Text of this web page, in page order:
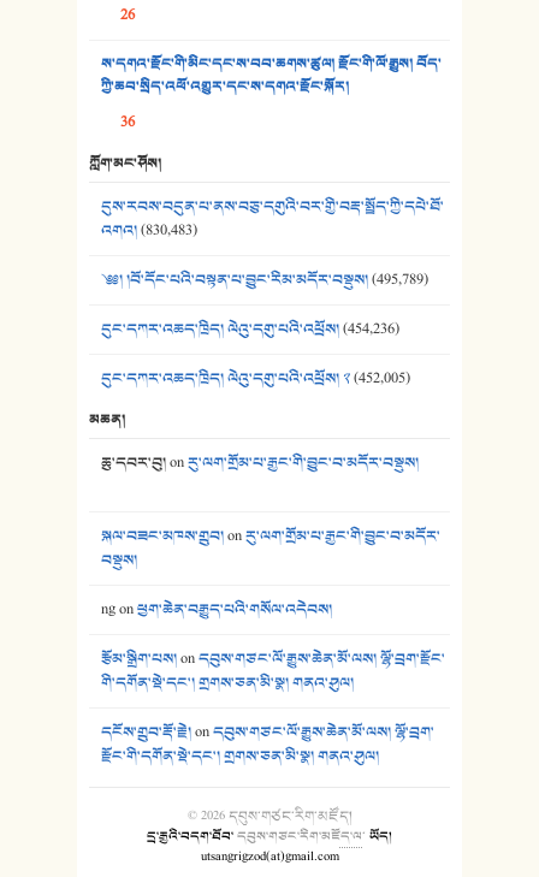
38. ཡབ་ཡུམ། - ཟླ་སྒྲོན།
26
ས་དགའ་རྫོང་གི་མིང་དང་ས་བབ་ཆགས་ཚུལ། རྫོང་གི་ལོ་རྒྱུས། བོད་
ཀྱི་ཆབ་སྲིད་འཕོ་འགྱུར་དང་ས་དགའ་རྫོང་སྐོར།
36
ཀློག་མང་ཤོས།
དུས་རབས་བདུན་པ་ནས་བཅུ་དགུའི་བར་གྱི་བརྡ་སྤྲོད་ཀྱི་དཔེ་ཐོ་
འགའ།(830,483)
༄༅། །བོ་དོང་པའི་བསྟན་པ་བྱུང་རིམ་མདོར་བསྡུས།(495,789)
དུང་དཀར་འཆད་ཁྲིད། ལེའུ་དགུ་པའི་འཕྲོས།(454,236)
དུང་དཀར་འཆད་ཁྲིད། ལེའུ་དགུ་པའི་འཕྲོས། ༢(452,005)
མཆན།
ཆུ་དབར་བུ།onརུ་ལག་གྲོམ་པ་རྒྱང་གི་བྱུང་བ་མདོར་བསྡུས།
སྐལ་བཟང་མཁས་གྲུབ།onརུ་ལག་གྲོམ་པ་རྒྱང་གི་བྱུང་བ་མདོར་
བསྡུས།
ngonཕྱག་ཆེན་བརྒྱུད་པའི་གསོལ་འདེབས།
རྩོམ་སྒྲིག་པས།onདབུས་གཙང་ལོ་རྒྱུས་ཆེན་མོ་ལས། ལྷོ་བྲག་རྫོང་
གི་དགོན་སྡེ་དང་། གྲགས་ཅན་མི་སྣ། གནའ་ཤུལ།
དངོས་གྲུབ་རྡོ་རྗེ།onདབུས་གཙང་ལོ་རྒྱུས་ཆེན་མོ་ལས། ལྷོ་བྲག་
རྫོང་གི་དགོན་སྡེ་དང་། གྲགས་ཅན་མི་སྣ། གནའ་ཤུལ།
© 2026 དབུས་གཙང་རིག་མཛོད།
དྲ་རྒྱའི་བདག་ཐོབ་དབུས་གཙང་རིག་མཛོད་ལ་ ཡོད།
utsangrigzod(at)gmail.com